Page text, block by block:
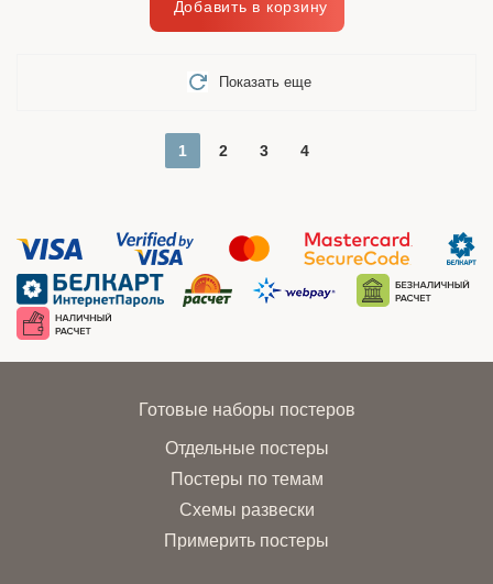
Показать еще
1 2 3 4
Готовые наборы постеров
Отдельные постеры
Постеры по темам
Схемы развески
Примерить постеры